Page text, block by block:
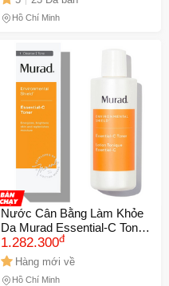
Màng, Phục Hồi Đàn Hồi Da
Hồ Chí Minh
Nước Cân Bằng Làm Khỏe
Da Murad Essential-C Toner
180ml - Giúp Da Sáng Mịn,
Cung Cấp Vitamin C, Phục
Hồi Tổn Thương Da
1.282.300đ
Hàng mới về
Hồ Chí Minh